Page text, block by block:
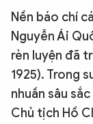
CÔNG AN
XÃ HỘI
Nền báo chí
Nguyễn Ái
rèn luyện đã
1925). Trong
nhuần sâu
Chủ tịch Hồ